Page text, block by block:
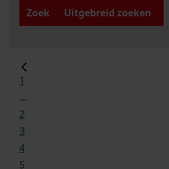
Zoek
Uitgebreid zoeken
1
...
2
3
4
5